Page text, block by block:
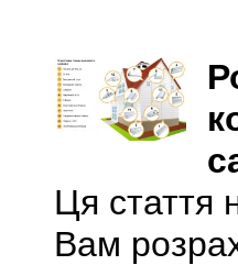
Ця стаття
Вам